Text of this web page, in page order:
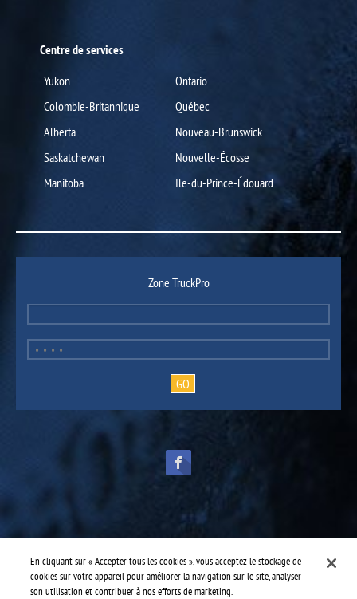
Centre de services
Yukon
Colombie-Britannique
Alberta
Saskatchewan
Manitoba
Ontario
Québec
Nouveau-Brunswick
Nouvelle-Écosse
Ile-du-Prince-Édouard
Zone TruckPro
© 2016-2026 TruckPro - Tous droits réservés.
Conception web : THRACE.CA
En cliquant sur « Accepter tous les cookies », vous acceptez le stockage de
cookies sur votre appareil pour améliorer la navigation sur le site, analyser
son utilisation et contribuer à nos efforts de marketing.